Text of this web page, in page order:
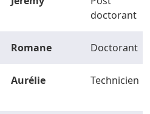
doctorant
Romane Doctorant
Aurélie Technicien